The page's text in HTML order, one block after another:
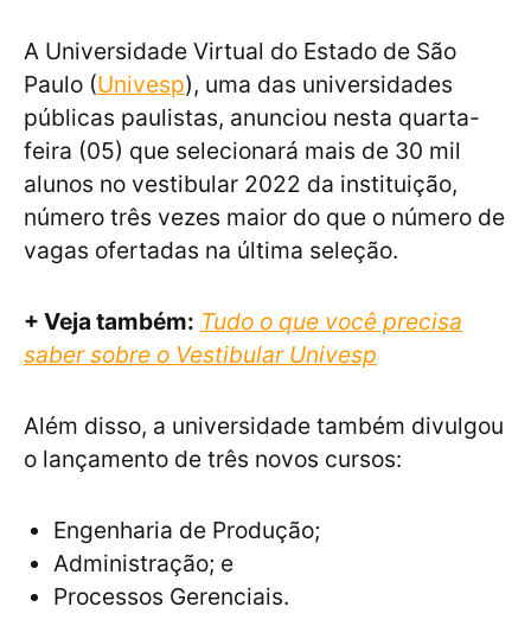
A Universidade Virtual do Estado de São
Paulo (Univesp), uma das universidades
públicas paulistas, anunciou nesta quarta-
feira (05) que selecionará mais de 30 mil
alunos no vestibular 2022 da instituição,
número três vezes maior do que o número de
vagas ofertadas na última seleção.
+ Veja também: Tudo o que você precisa
saber sobre o Vestibular Univesp
Além disso, a universidade também divulgou
o lançamento de três novos cursos:
Engenharia de Produção;
Administração; e
Processos Gerenciais.